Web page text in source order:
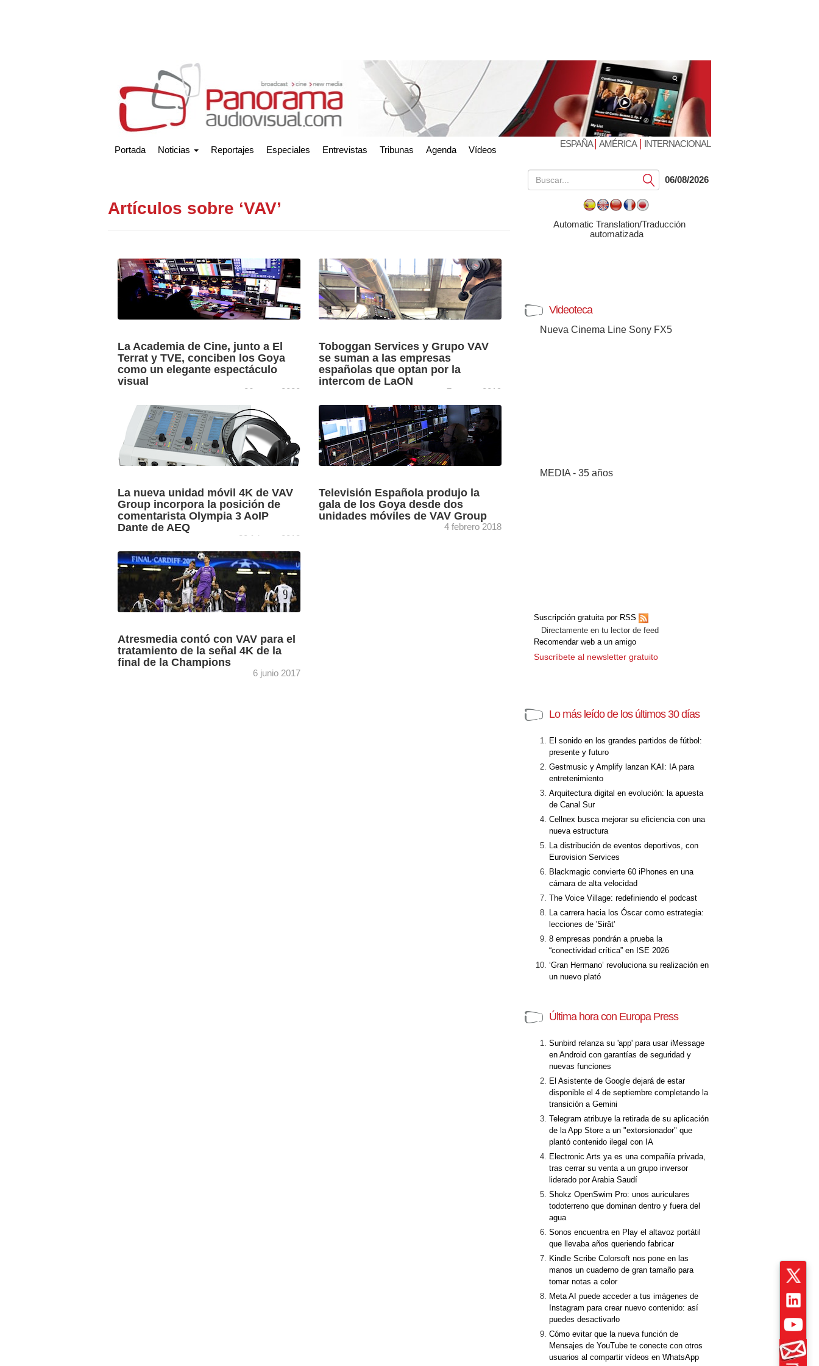
Portada Noticias Reportajes Especiales Entrevistas Tribunas Agenda Vídeos
ESPAÑA| AMÉRICA| INTERNACIONAL
Artículos sobre ‘VAV’
La Academia de Cine, junto a El
Terrat y TVE, conciben los Goya
como un elegante espectáculo
visual
26 enero 2020
[+]
Un total de 3.598.000 espectadores (26%)
siguieron la gala de los Goya en La 1 de
Televisión Española con una impecable
producción y puesta ...
Toboggan Services y Grupo VAV
se suman a las empresas
españolas que optan por la
intercom de LaON
7 marzo 2019
El LT750, el sistema más grande de la cartera
de LaON, puede desde una única estación
base de 1RU funcionar con hasta 128
beltpacks ...
La nueva unidad móvil 4K de VAV
Group incorpora la posición de
comentarista Olympia 3 AoIP
Dante de AEQ
20 febrero 2018
El sistema de intercom es Kroma by AEQ
compuesto por la matriz Crossnet 104, con
64 puertos Dante que dan servicio a 16
paneles ...
Televisión Española produjo la
gala de los Goya desde dos
unidades móviles de VAV Group
4 febrero 2018
Atresmedia contó con VAV para el
tratamiento de la señal 4K de la
final de la Champions
6 junio 2017
Submit06/08/2026
Automatic Translation/Traducción
automatizada
Videoteca
Nueva Cinema Line Sony FX5
MEDIA - 35 años
Suscripción gratuita por RSS
Directamente en tu lector de feed
Recomendar web a un amigo
Suscríbete al newsletter gratuito
Lo más leído de los últimos 30 días
El sonido en los grandes partidos de fútbol:
presente y futuro
Gestmusic y Amplify lanzan KAI: IA para
entretenimiento
Arquitectura digital en evolución: la apuesta
de Canal Sur
Cellnex busca mejorar su eficiencia con una
nueva estructura
La distribución de eventos deportivos, con
Eurovision Services
Blackmagic convierte 60 iPhones en una
cámara de alta velocidad
The Voice Village: redefiniendo el podcast
La carrera hacia los Óscar como estrategia:
lecciones de 'Sirât'
8 empresas pondrán a prueba la
“conectividad crítica” en ISE 2026
‘Gran Hermano’ revoluciona su realización en
un nuevo plató
Última hora con Europa Press
Sunbird relanza su 'app' para usar iMessage
en Android con garantías de seguridad y
nuevas funciones
El Asistente de Google dejará de estar
disponible el 4 de septiembre completando la
transición a Gemini
Telegram atribuye la retirada de su aplicación
de la App Store a un "extorsionador" que
plantó contenido ilegal con IA
Electronic Arts ya es una compañía privada,
tras cerrar su venta a un grupo inversor
liderado por Arabia Saudí
Shokz OpenSwim Pro: unos auriculares
todoterreno que dominan dentro y fuera del
agua
Sonos encuentra en Play el altavoz portátil
que llevaba años queriendo fabricar
Kindle Scribe Colorsoft nos pone en las
manos un cuaderno de gran tamaño para
tomar notas a color
Meta AI puede acceder a tus imágenes de
Instagram para crear nuevo contenido: así
puedes desactivarlo
Cómo evitar que la nueva función de
Mensajes de YouTube te conecte con otros
usuarios al compartir vídeos en WhatsApp